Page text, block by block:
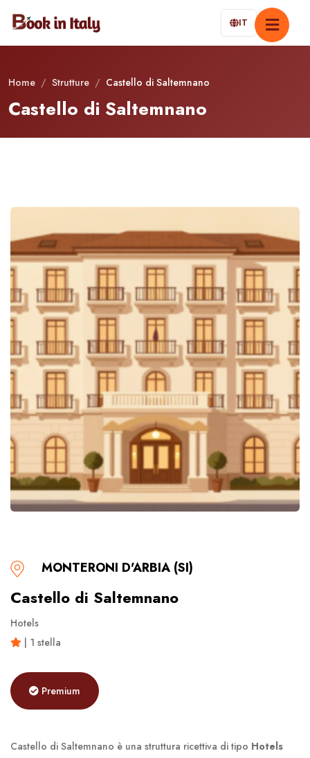
IT
Home / Strutture / Castello di Saltemnano
Castello di Saltemnano
MONTERONI D'ARBIA (SI)
Castello di Saltemnano
Hotels
| 1 stella
Premium
Castello di Saltemnano è una struttura ricettiva di tipo Hotels